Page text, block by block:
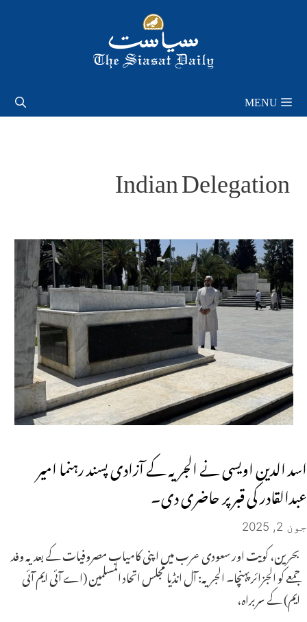
MENU
Indian Delegation
اسد الدین اویسی نے الجریہ کے آزادی پسند رہنما امیر
عبدالقادر کی قبر پر حاضری دی۔
جون 2, 2025
بحرین، کویت اور سعودی عرب میں اپنی کامیاب مصروفیات کے بعد یہ وفد
جمعے کو الجزائر پہنچا۔ الجریہ: آل انڈیا مجلس اتحاد المسلمین (اے آئی ایم آئی
ایم) کے سربراہ،